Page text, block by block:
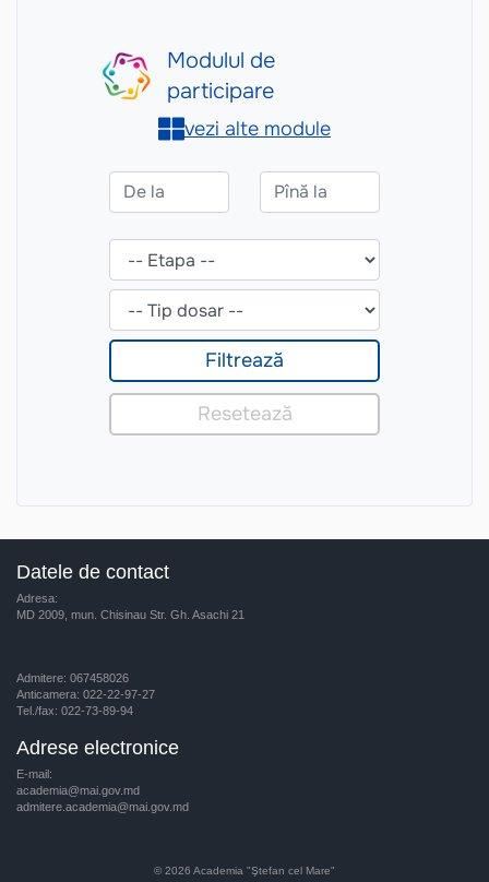
Datele de contact
Adresa:
MD 2009, mun. Chisinau Str. Gh. Asachi 21
Admitere: 067458026
Anticamera: 022-22-97-27
Tel./fax: 022-73-89-94
Adrese electronice
E-mail:
academia@mai.gov.md
admitere.academia@mai.gov.md
© 2026 Academia "Ştefan cel Mare"